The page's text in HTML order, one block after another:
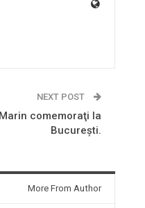
NEXT POST
comemoraţi la
Bucureşti.
More From Author